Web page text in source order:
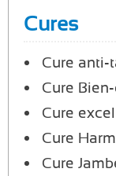
Cures
Cure anti-
Cure
Cure
Cure
Cure